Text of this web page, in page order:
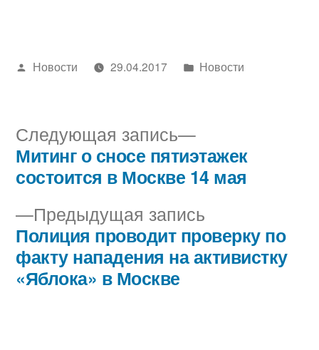
Написано
Новости 29.04.2017
Написано
Новости
Навигация
записям
Предыдущая запись
запись:
Полиция проводит проверку по
факту нападения на активистку
«Яблока» в Москве
Следующая запись
Следующая
запись:
Митинг о сносе пятиэтажек
состоится в Москве 14 мая